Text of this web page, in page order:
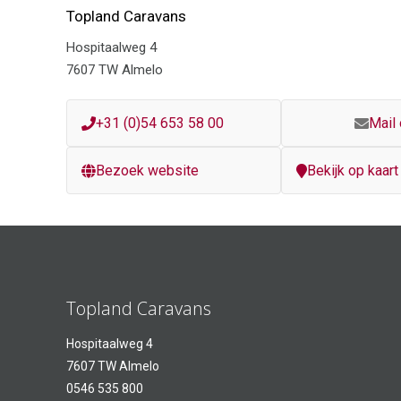
Topland Caravans
Hospitaalweg 4
7607 TW Almelo
+31 (0)54 653 58 00 Mail
Bezoek website Bekijk op kaart
Topland Caravans
Hospitaalweg 4
7607 TW Almelo
0546 535 800